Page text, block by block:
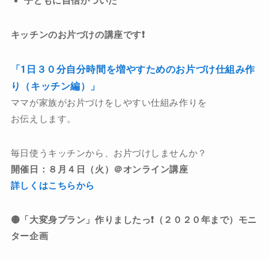
キッチンのお片づけの講座です❗️
「1 日３０分自分時間を増やすためのお片づけ仕組み作
り（キッチン編）」
ママが家族がお片づけをしやすい仕組み作りを
お伝えします。
毎日使うキッチンから、お片づけしませんか？
開催日：８月４日（火）＠オンライン講座
詳しくはこちらから
🟡 「大変身プラン」作りましたっ❗️（２０２０年まで）モニ
ター企画